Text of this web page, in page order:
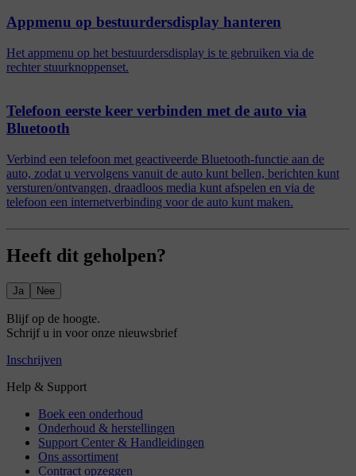
Appmenu op bestuurdersdisplay hanteren
Het appmenu op het bestuurdersdisplay is te gebruiken via de
rechter stuurknoppenset.
Telefoon eerste keer verbinden met de auto via
Bluetooth
Verbind een telefoon met geactiveerde Bluetooth-functie aan de
auto, zodat u vervolgens vanuit de auto kunt bellen, berichten kunt
versturen/ontvangen, draadloos media kunt afspelen en via de
telefoon een internetverbinding voor de auto kunt maken.
Heeft dit geholpen?
Ja Nee